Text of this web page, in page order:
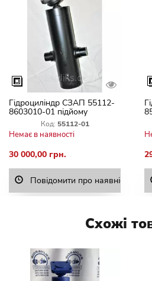
Гідроциліндр СЗАП 55112-
8603010-01 підйому
причепа. ГЦ 111.02.015 3
Код: 55112-01
Немає в наявності
30 000,00 грн.
Повідомити про наявність
Схожі